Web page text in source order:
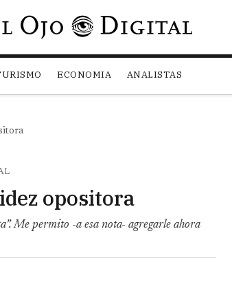
Pasar al contenido principal
ECONOMIA ANALISTAS
opositora
Me permito -a esa nota- agregarle ahora